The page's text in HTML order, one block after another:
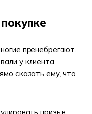
пренебрегают.
у клиента
сказать ему, что
призыв.